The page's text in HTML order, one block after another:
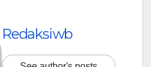
Redaksiwb